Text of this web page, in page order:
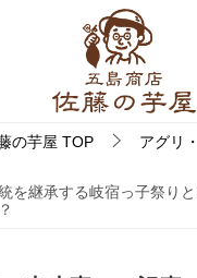
の芋屋 TOP
アグリ
を継承する岐宿っ子祭り